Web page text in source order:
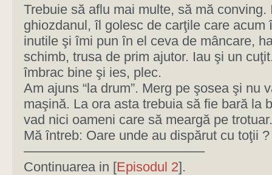
Trebuie să aflu mai multe, să mă conving.
ghiozdanul, îl golesc de carţile care acum
inutile şi îmi pun în el ceva de mâncare,
schimb, trusa de prim ajutor. Iau şi un
îmbrac bine şi ies, plec.
Am ajuns “la drum”. Merg pe şosea şi nu
maşină. La ora asta trebuia să fie bară la
vad nici oameni care să meargă pe trotuar.
Mă întreb: Oare unde au dispărut cu toţii ?
—————————————–
Continuarea in [Episodul 2].